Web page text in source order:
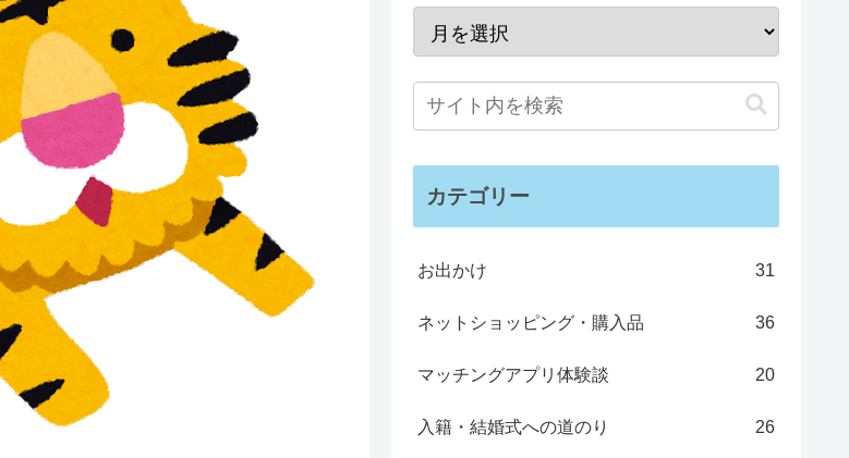
カテゴリー
お出かけ 31
ネットショッピング・購入品 36
マッチングアプリ体験談 20
入籍・結婚式への道のり 26